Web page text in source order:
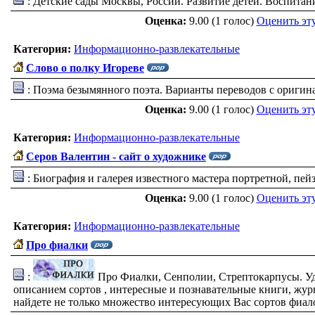
Оценка: 9.00 (1 голос) Оценить
Категория: Информационно-развлекательные
Слово о полку Игореве
: Поэма безымянного поэта. Варианты переводов с
Оценка: 9.00 (1 голос) Оценить
Категория: Информационно-развлекательные
Серов Валентин - сайт о художнике
: Биография и галерея известного мастера портретной,
Оценка: 9.00 (1 голос) Оценить
Категория: Информационно-развлекательные
Про фиалки
:
Про Фиалки, Сенполии, Стрептокарпусы.
описанием сортов , интересные и познавательные книги,
найдете не только множество интересующих Вас сортов